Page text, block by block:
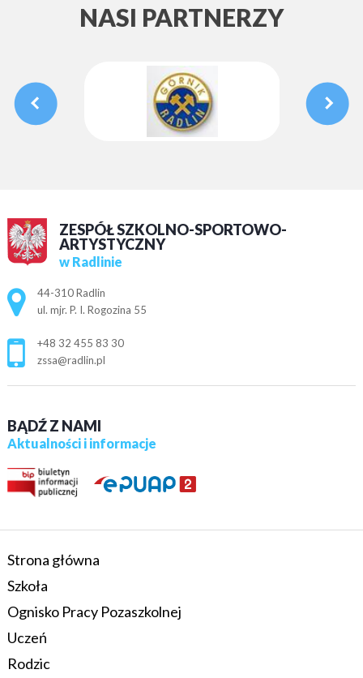
NASI PARTNERZY
ZESPÓŁ SZKOLNO-SPORTOWO-
ARTYSTYCZNY
w Radlinie
Adres pocztowy:
44-310 Radlin
ul. mjr. P. I. Rogozina 55
+48 32 455 83 30
zssa@radlin.pl
BĄDŹ Z NAMI
Aktualności i informacje
Strona główna
Szkoła
Ognisko Pracy Pozaszkolnej
Uczeń
Rodzic